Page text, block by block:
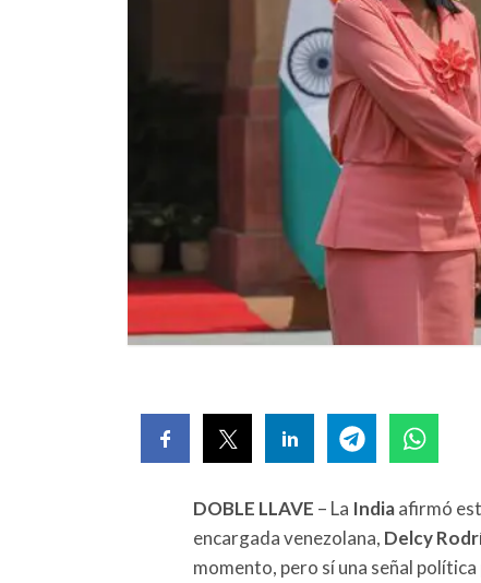
DOBLE LLAVE – La Indiaafirmó
encargada venezolana, Delcy
momento, pero sí una señal